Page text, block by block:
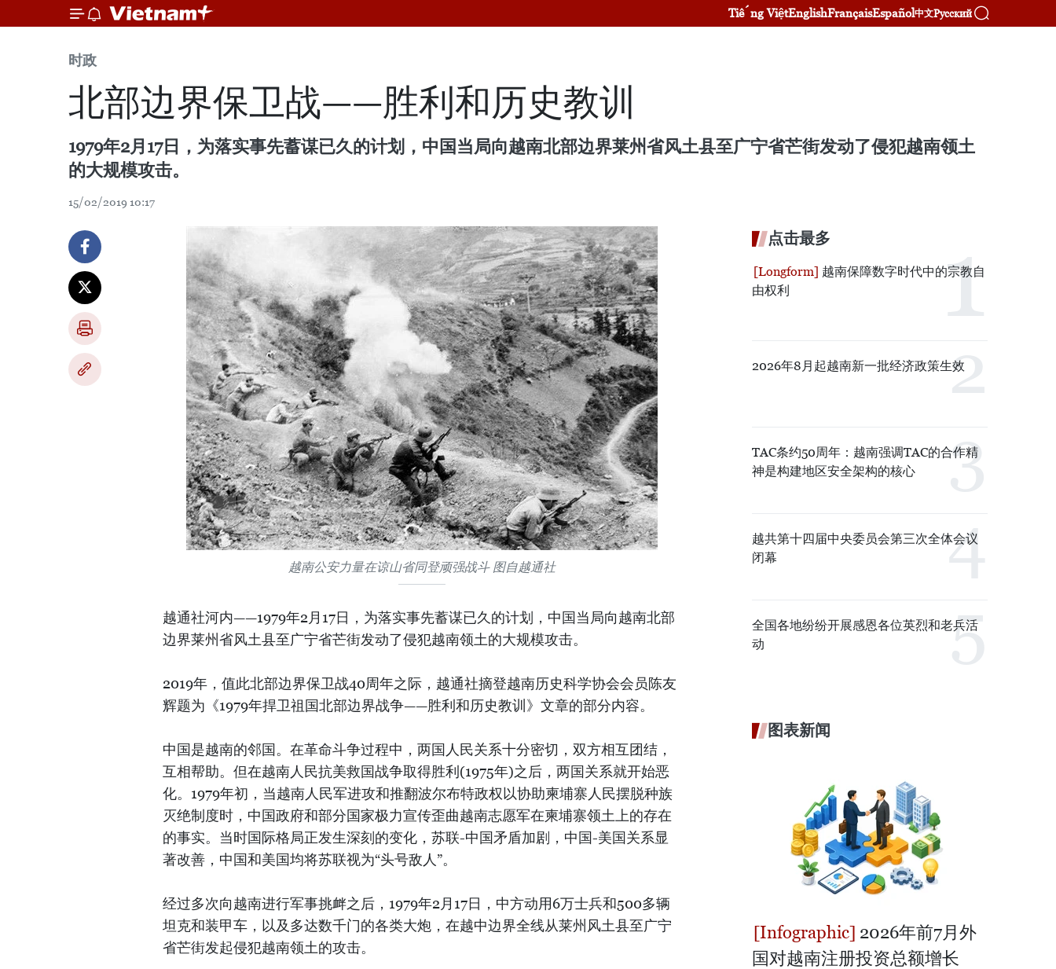
Tiếng ViệtEnglishFrançaisEspañol中文Русский
时政
北部边界保卫战——胜利和历史教训
1979年2月17日，为落实事先蓄谋已久的计划，中国当局向越南北部边界莱州省风土县至广宁省芒街发动了侵犯越南领土
的大规模攻击。
15/02/2019 10:17
越南公安力量在谅山省同登顽强战斗 图自越通社
越通社河内——1979年2月17日，为落实事先蓄谋已久的计划，中国当局向越南北部
边界莱州省风土县至广宁省芒街发动了侵犯越南领土的大规模攻击。
2019年，值此北部边界保卫战40周年之际，越通社摘登越南历史科学协会会员陈友
辉题为《1979年捍卫祖国北部边界战争——胜利和历史教训》文章的部分内容。
中国是越南的邻国。在革命斗争过程中，两国人民关系十分密切，双方相互团结，
互相帮助。但在越南人民抗美救国战争取得胜利(1975年)之后，两国关系就开始恶
化。1979年初，当越南人民军进攻和推翻波尔布特政权以协助柬埔寨人民摆脱种族
灭绝制度时，中国政府和部分国家极力宣传歪曲越南志愿军在柬埔寨领土上的存在
的事实。当时国际格局正发生深刻的变化，苏联-中国矛盾加剧，中国-美国关系显
著改善，中国和美国均将苏联视为“头号敌人”。
经过多次向越南进行军事挑衅之后，1979年2月17日，中方动用6万士兵和500多辆
坦克和装甲车，以及多达数千门的各类大炮，在越中边界全线从莱州风土县至广宁
省芒街发起侵犯越南领土的攻击。
点击最多
越南保障数字时代中的宗教自
由权利
2026年8月起越南新一批经济政策生效
TAC条约50周年：越南强调TAC的合作精
神是构建地区安全架构的核心
越共第十四届中央委员会第三次全体会议
闭幕
全国各地纷纷开展感恩各位英烈和老兵活
动
图表新闻
2026年前7月外
国对越南注册投资总额增长